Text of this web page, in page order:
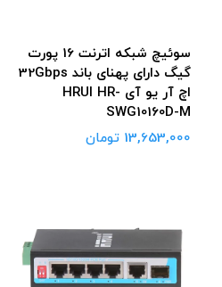
سوئیچ شبکه اترنت 16 پورت
گیگ دارای پهنای باند 32Gbps
اچ آر یو آی HRUI HR-
SWG10160D-M
13,653,000 تومان